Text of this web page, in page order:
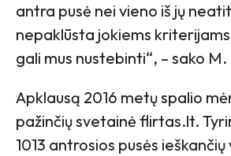
antra pusė nei vieno iš jų
nepaklūsta jokiems
gali mus nustebinti“, – sako
Apklausą 2016 metų spalio
pažinčių svetainė flirtas.lt.
1013 antrosios pusės